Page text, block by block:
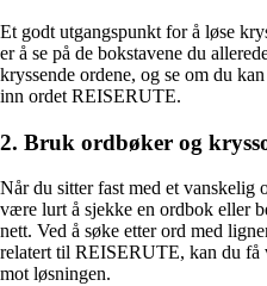
Et godt utgangspunkt for å løse
er å se på de bokstavene du
kryssende ordene, og se om du
inn ordet REISERUTE.
2. Bruk ordbøker og
Når du sitter fast med et
være lurt å sjekke en ordbok eller
nett. Ved å søke etter ord med
relatert til REISERUTE, kan du få
mot løsningen.